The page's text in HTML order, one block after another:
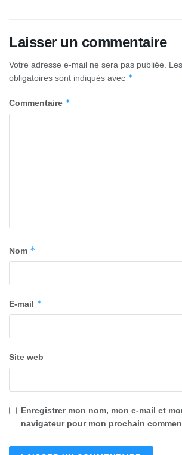
Laisser un commentaire
Votre adresse e-mail ne sera pas publiée.
obligatoires sont indiqués avec *
Commentaire *
Nom *
E-mail *
Site web
Enregistrer mon nom, mon e-mail et
navigateur pour mon prochain